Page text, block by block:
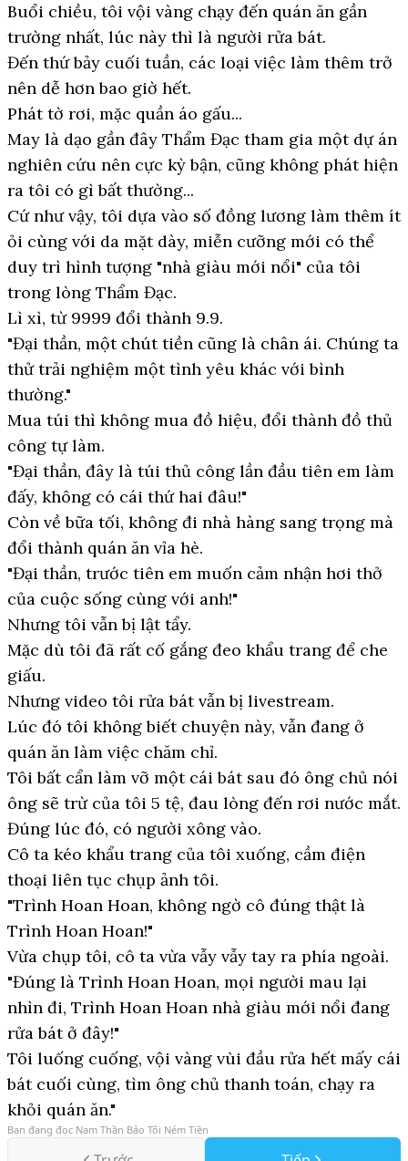
Buổi chiều, tôi vội vàng chạy đến quán ăn gần
trường nhất, lúc này thì là người rửa bát.
Đến thứ bảy cuối tuần, các loại việc làm thêm trở
nên dễ hơn bao giờ hết.
Phát tờ rơi, mặc quần áo gấu...
May là dạo gần đây Thẩm Đạc tham gia một dự án
nghiên cứu nên cực kỳ bận, cũng không phát hiện
ra tôi có gì bất thường...
Cứ như vậy, tôi dựa vào số đồng lương làm thêm ít
ỏi cùng với da mặt dày, miễn cưỡng mới có thể
duy trì hình tượng "nhà giàu mới nổi" của tôi
trong lòng Thẩm Đạc.
Lì xì, từ 9999 đổi thành 9.9.
"Đại thần, một chút tiền cũng là chân ái. Chúng ta
thử trải nghiệm một tình yêu khác với bình
thường."
Mua túi thì không mua đồ hiệu, đổi thành đồ thủ
công tự làm.
"Đại thần, đây là túi thủ công lần đầu tiên em làm
đấy, không có cái thứ hai đâu!"
Còn về bữa tối, không đi nhà hàng sang trọng mà
đổi thành quán ăn vỉa hè.
"Đại thần, trước tiên em muốn cảm nhận hơi thở
của cuộc sống cùng với anh!"
Nhưng tôi vẫn bị lật tẩy.
Mặc dù tôi đã rất cố gắng đeo khẩu trang để che
giấu.
Nhưng video tôi rửa bát vẫn bị livestream.
Lúc đó tôi không biết chuyện này, vẫn đang ở
quán ăn làm việc chăm chỉ.
Tôi bất cẩn làm vỡ một cái bát sau đó ông chủ nói
ông sẽ trừ của tôi 5 tệ, đau lòng đến rơi nước mắt.
Đúng lúc đó, có người xông vào.
Cô ta kéo khẩu trang của tôi xuống, cầm điện
thoại liên tục chụp ảnh tôi.
"Trình Hoan Hoan, không ngờ cô đúng thật là
Trình Hoan Hoan!"
Vừa chụp tôi, cô ta vừa vẫy vẫy tay ra phía ngoài.
"Đúng là Trình Hoan Hoan, mọi người mau lại
nhìn đi, Trình Hoan Hoan nhà giàu mới nổi đang
rửa bát ở đây!"
Tôi luống cuống, vội vàng vùi đầu rửa hết mấy cái
bát cuối cùng, tìm ông chủ thanh toán, chạy ra
khỏi quán ăn."
Bạn đang đọc Nam Thần Bảo Tôi Ném Tiền